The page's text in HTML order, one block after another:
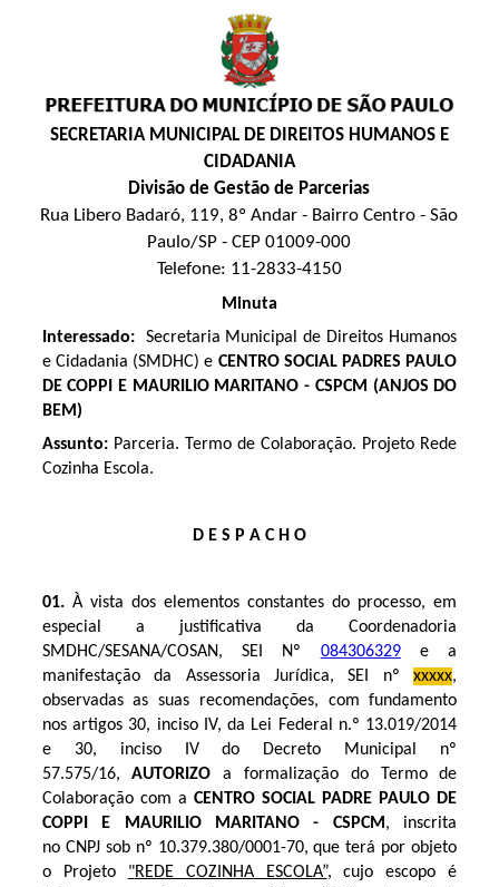
SECRETARIA MUNICIPAL DE DIREITOS HUMANOS E
CIDADANIA
Divisão de Gestão de Parcerias
Rua Libero Badaró, 119, 8º Andar - Bairro Centro - São
Paulo/SP - CEP 01009-000
Telefone: 11-2833-4150
Minuta
Interessado:Secretaria Municipal de Direitos Humanos
e Cidadania (SMDHC) e CENTRO SOCIAL PADRES PAULO
DE COPPI E MAURILIO MARITANO - CSPCM (ANJOS DO
BEM)
Assunto:Parceria. Termo de Colaboração. Projeto Rede
Cozinha Escola.
D E S P A C H O
01. À vista dos elementos constantes do processo, em
especial a justificativa da Coordenadoria
SMDHC/SESANA/COSAN, SEI Nº 084306329e a
manifestação da Assessoria Jurídica, SEI nºxxxxx,
observadas as suas recomendações, com fundamento
nos artigos 30, inciso IV, da Lei Federal n.º 13.019/2014
e 30, inciso IV do Decreto Municipal nº
57.575/16,AUTORIZO a formalização do Termo de
Colaboração com a CENTRO SOCIAL PADRE PAULO DE
COPPI E MAURILIO MARITANO - CSPCM, inscrita
no CNPJ sob nº 10.379.380/0001-70, que terá por objeto
o Projeto
"REDE COZINHA ESCOLA”, cujo escopo é